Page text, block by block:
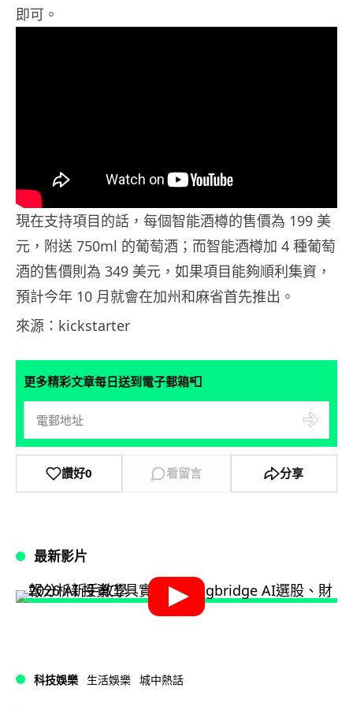
即可。
現在支持項目的話，每個智能酒樽的售價為 199 美
元，附送 750ml 的葡萄酒；而智能酒樽加 4 種葡萄
酒的售價則為 349 美元，如果項目能夠順利集資，
預計今年 10 月就會在加州和麻省首先推出。
來源：kickstarter
更多精彩文章每日送到電子郵箱📮
讚好0 看留言 分享
最新影片
科技娛樂 生活娛樂 城中熱話